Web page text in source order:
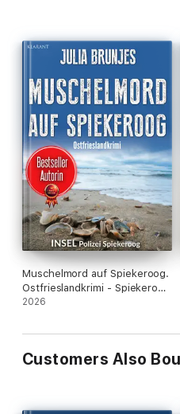
Muschelmord auf Spiekeroog.
Ostfrieslandkrimi - Spiekeroog
Krimi - Nordseekrimi
2026
Customers Also